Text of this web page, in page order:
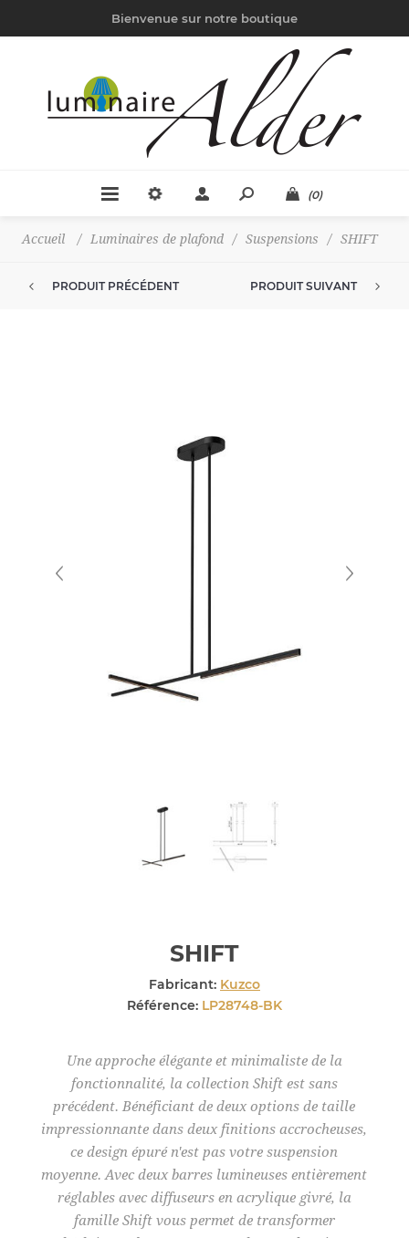
Bienvenue sur notre boutique
(0)
Accueil / Luminaires de plafond / Suspensions / SHIFT
PRODUIT PRÉCÉDENT PRODUIT SUIVANT
SHIFT
Fabricant: Kuzco
Référence: LP28748-BK
Une approche élégante et minimaliste de la
fonctionnalité, la collection Shift est sans
précédent. Bénéficiant de deux options de taille
impressionnante dans deux finitions accrocheuses,
ce design épuré n'est pas votre suspension
moyenne. Avec deux barres lumineuses entièrement
réglables avec diffuseurs en acrylique givré, la
famille Shift vous permet de transformer